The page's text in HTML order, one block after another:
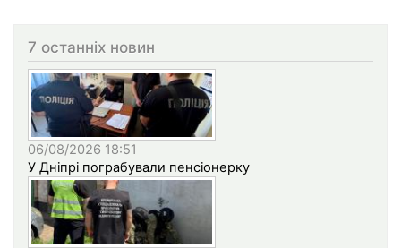
7 останніх новин
06/08/2026 18:51
У Дніпрі пограбували пенсіонерку